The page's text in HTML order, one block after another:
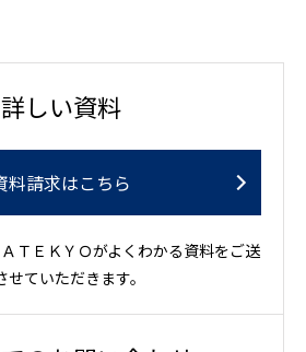
詳しい資料
料請求はこちら
ＴＥＫＹＯがよくわかる資料をご送
せていただきます。